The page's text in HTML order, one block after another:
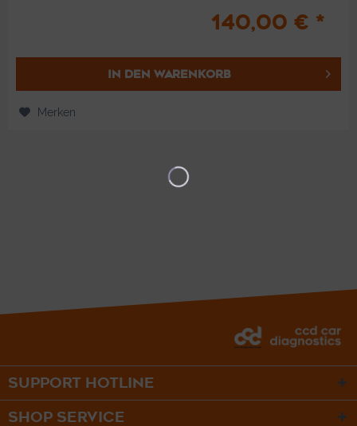
140,00 € *
IN DEN WARENKORB
Merken
SUPPORT HOTLINE
SHOP SERVICE